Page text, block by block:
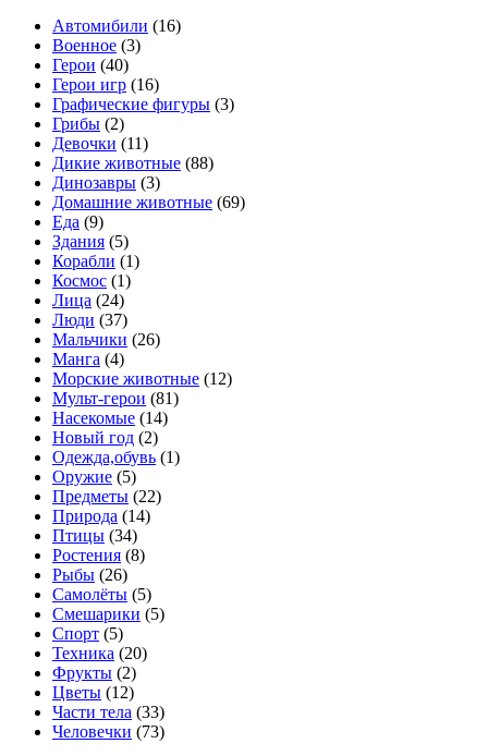
Автомибили (16)
Военное (3)
Герои (40)
Герои игр (16)
Графические фигуры (3)
Грибы (2)
Девочки (11)
Дикие животные (88)
Динозавры (3)
Домашние животные (69)
Еда (9)
Здания (5)
Корабли (1)
Космос (1)
Лица (24)
Люди (37)
Мальчики (26)
Манга (4)
Морские животные (12)
Мульт-герои (81)
Насекомые (14)
Новый год (2)
Одежда,обувь (1)
Оружие (5)
Предметы (22)
Природа (14)
Птицы (34)
Ростения (8)
Рыбы (26)
Самолёты (5)
Смешарики (5)
Спорт (5)
Техника (20)
Фрукты (2)
Цветы (12)
Части тела (33)
Человечки (73)